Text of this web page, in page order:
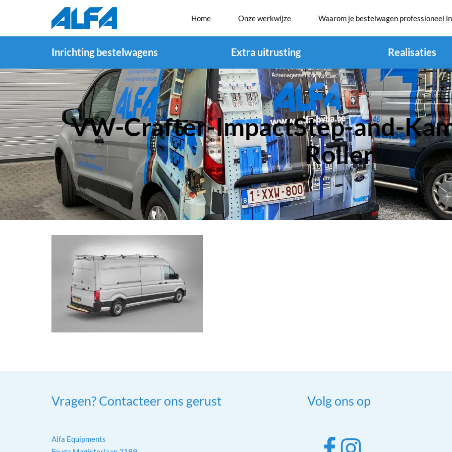
Home Onze werkwijze Waarom je bestelwagen professioneel
Inrichting bestelwagens Extra uitrusting Realisaties
VW-Crafter-ImpactStep-and-
Roller
Vragen? Contacteer ons gerust
Alfa Equipments
Volg ons op